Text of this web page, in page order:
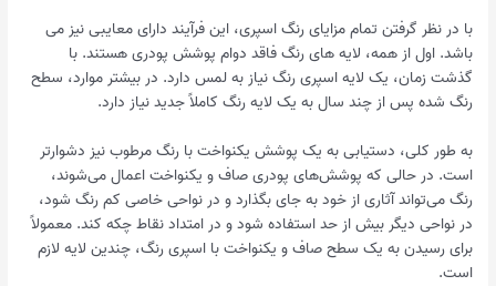
با در نظر گرفتن تمام مزایای رنگ اسپری، این فرآیند دارای معایبی نیز می
باشد. اول از همه، لایه های رنگ فاقد دوام پوشش پودری هستند. با
گذشت زمان، یک لایه اسپری رنگ نیاز به لمس دارد. در بیشتر موارد، سطح
رنگ شده پس از چند سال به یک لایه رنگ کاملاً جدید نیاز دارد.
به طور کلی، دستیابی به یک پوشش یکنواخت با رنگ مرطوب نیز دشوارتر
است. در حالی که پوشش‌های پودری صاف و یکنواخت اعمال می‌شوند،
رنگ می‌تواند آثاری از خود به جای بگذارد و در نواحی خاصی کم رنگ شود،
در نواحی دیگر بیش از حد استفاده شود و در امتداد نقاط چکه کند. معمولاً
برای رسیدن به یک سطح صاف و یکنواخت با اسپری رنگ، چندین لایه لازم
است.